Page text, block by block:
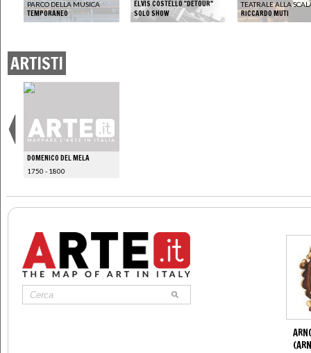
PARCO DELLA MUSICA
TEMPORANEO
ELVIS COSTELLO "DETOUR"
SOLO SHOW
TEATRALE ALLA
RICCARDO MUTI
ARTISTI
DOMENICO DEL MELA
1750 - 1800